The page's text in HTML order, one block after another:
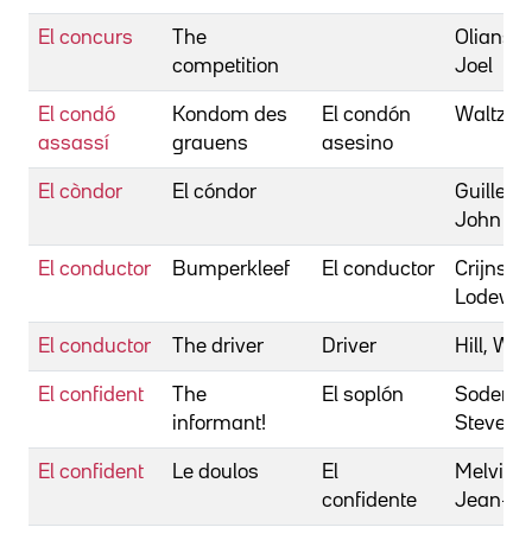
El concurs
The
competition
Joel
El condó
assassí
Kondom des
grauens
El condón
asesino
Waltz,
El còndor El cóndor
John
El conductor Bumperkleef El conductor
Crijns,
El conductor The driver Driver Hill,
El confident
The
informant!
El soplón
Steven
El confident Le doulos
El
confidente
Melville,
Jean-